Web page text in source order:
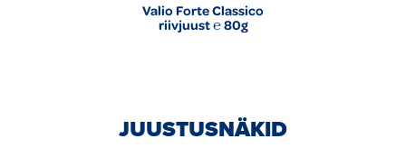
Valio Forte Classico
riivjuust ℮ 80g
JUUSTUSNÄKID